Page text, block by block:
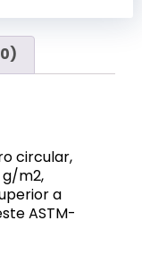
circular,
g/m2,
a
ASTM-